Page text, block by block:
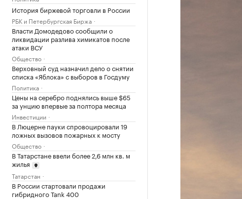
История биржевой торговли в России
РБК и Петербургская Биржа
Власти Домодедово сообщили о
ликвидации разлива химикатов после
атаки ВСУ
Общество
Верховный суд назначил дело о снятии
списка «Яблока» с выборов в Госдуму
Политика
Цены на серебро поднялись выше $65
за унцию впервые за полтора месяца
Инвестиции
В Люцерне пауки спровоцировали 19
ложных вызовов пожарных к мосту
Общество
В Татарстане ввели более 2,6 млн кв. м
жилья
Татарстан
В России стартовали продажи
гибридного Tank 400